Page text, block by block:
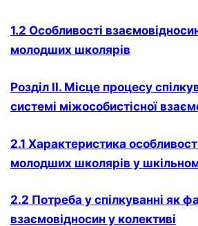
1.2 Особливості
молодших школярів
Розділ ІІ. Місце процесу
системі міжособистісної
2.1 Характеристика
молодших школярів у
2.2 Потреба у спілкуванні як
взаємовідносин у колективі